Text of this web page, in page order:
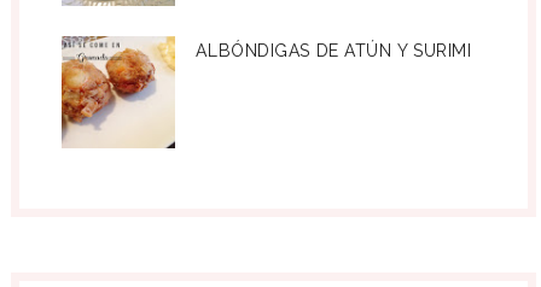
ALBÓNDIGAS DE ATÚN Y SURIMI